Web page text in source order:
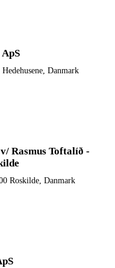
Danmark
Rasmus Toftalíð -
Roskilde, Danmark